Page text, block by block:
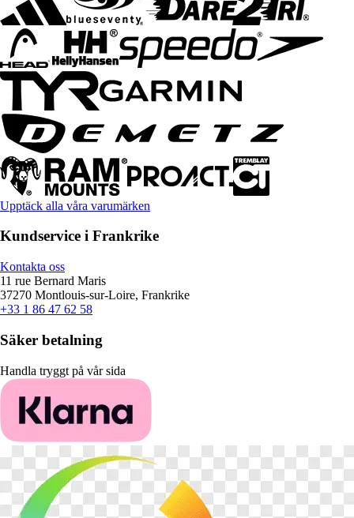
Upptäck alla våra varumärken
Kundservice i Frankrike
Kontakta oss
11 rue Bernard Maris
37270 Montlouis-sur-Loire, Frankrike
+33 1 86 47 62 58
Säker betalning
Handla tryggt på vår sida